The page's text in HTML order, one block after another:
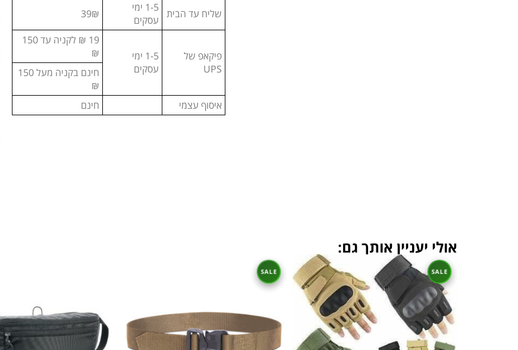
שליח עד הבית
1-5 ימי
עסקים
39₪
פיקאפ של
UPS
1-5 ימי
עסקים
19 ₪ לקניה עד 150
₪
חינם בקניה מעל 150
₪
איסוף עצמי
חינם
אולי יעניין אותך גם: